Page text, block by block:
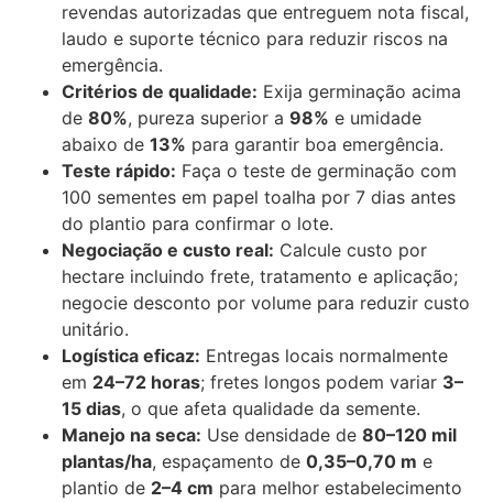
revendas autorizadas que entreguem nota fiscal,
laudo e suporte técnico para reduzir riscos na
emergência.
Critérios de qualidade: Exija germinação acima
de 80%, pureza superior a 98% e umidade
abaixo de 13% para garantir boa emergência.
Teste rápido: Faça o teste de germinação com
100 sementes em papel toalha por 7 dias antes
do plantio para confirmar o lote.
Negociação e custo real: Calcule custo por
hectare incluindo frete, tratamento e aplicação;
negocie desconto por volume para reduzir custo
unitário.
Logística eficaz: Entregas locais normalmente
em 24–72 horas; fretes longos podem variar 3–
15 dias, o que afeta qualidade da semente.
Manejo na seca: Use densidade de 80–120 mil
plantas/ha, espaçamento de 0,35–0,70 m e
plantio de 2–4 cm para melhor estabelecimento